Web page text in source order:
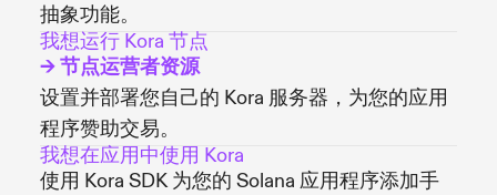
抽象功能。
我想运行 Kora 节点
→ 节点运营者资源
设置并部署您自己的 Kora 服务器，为您的应用
程序赞助交易。
我想在应用中使用 Kora
使用 Kora SDK 为您的 Solana 应用程序添加手